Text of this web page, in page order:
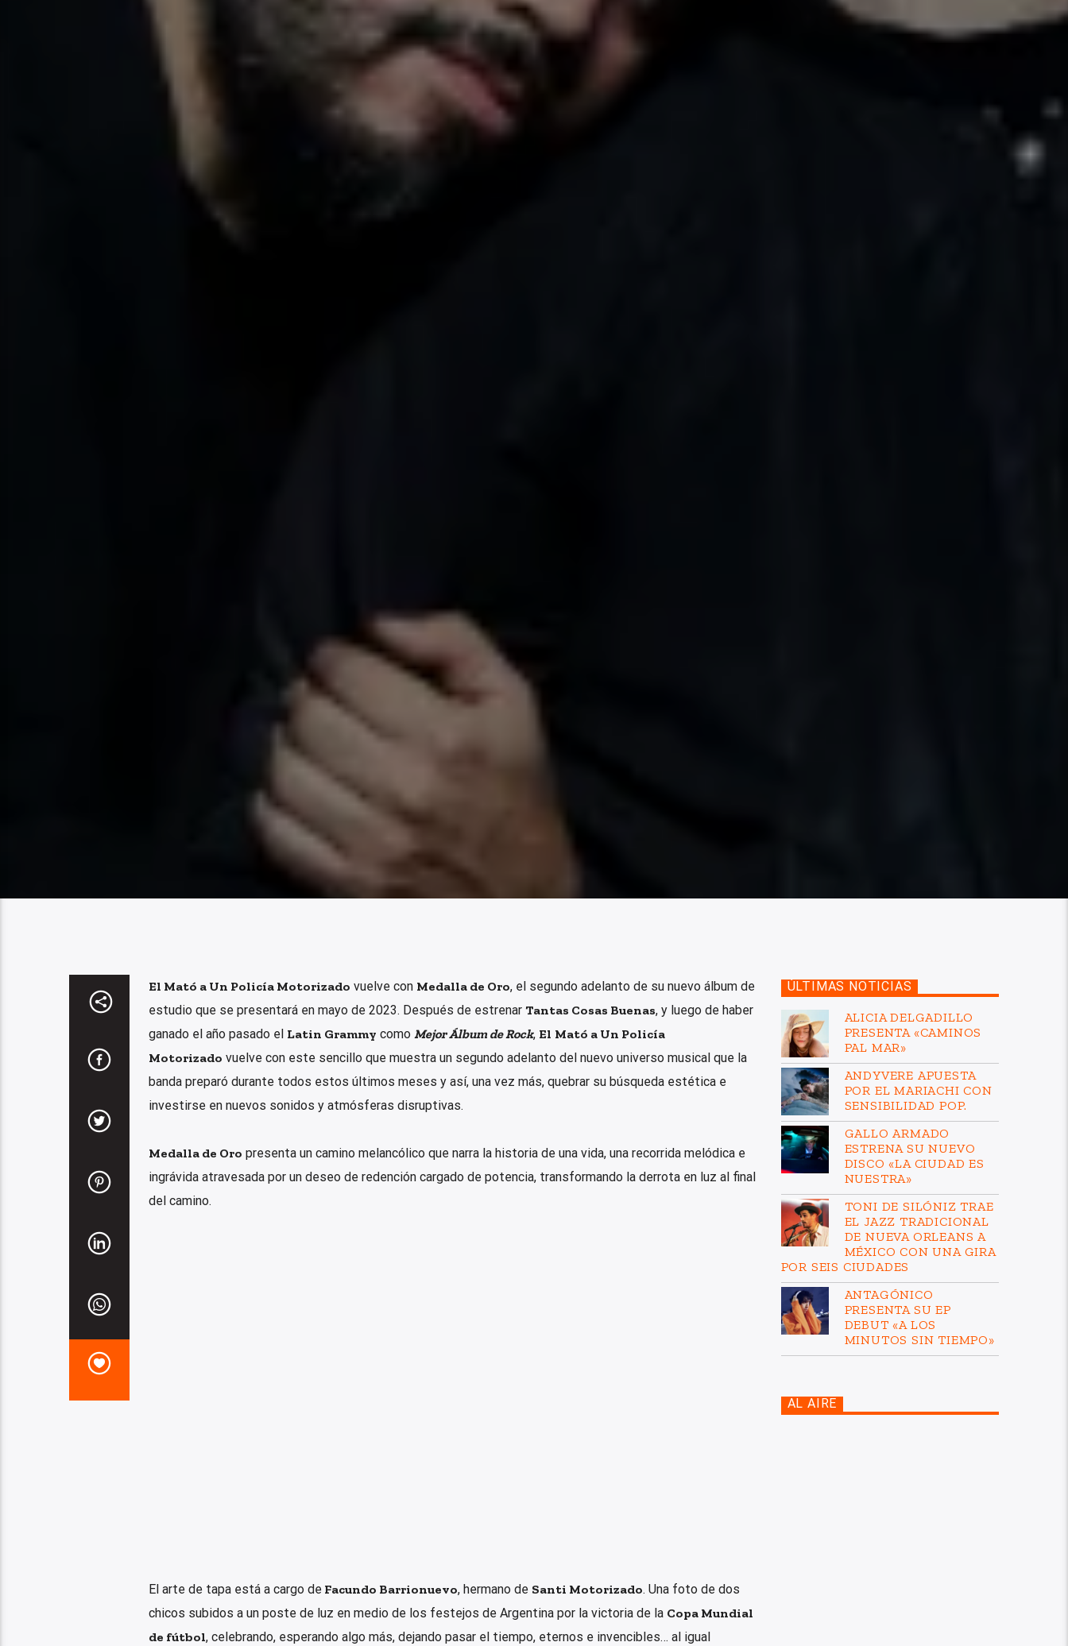
El Mató a Un Policía Motorizado vuelve con Medalla de Oro, el segundo adelanto de su nuevo álbum de
estudio que se presentará en mayo de 2023. Después de estrenar Tantas Cosas Buenas, y luego de haber
ganado el año pasado el Latin Grammy como Mejor Álbum de Rock, El Mató a Un Policía
Motorizado vuelve con este sencillo que muestra un segundo adelanto del nuevo universo musical que la
banda preparó durante todos estos últimos meses y así, una vez más, quebrar su búsqueda estética e
investirse en nuevos sonidos y atmósferas disruptivas.
Medalla de Oro presenta un camino melancólico que narra la historia de una vida, una recorrida melódica e
ingrávida atravesada por un deseo de redención cargado de potencia, transformando la derrota en luz al final
del camino.
El arte de tapa está a cargo deFacundo Barrionuevo, hermano de Santi Motorizado. Una foto de dos
chicos subidos a un poste de luz en medio de los festejos de Argentina por la victoria de la Copa Mundial
de fútbol, celebrando, esperando algo más, dejando pasar el tiempo, eternos e invencibles… al igual
ÚLTIMAS NOTICIAS
ALICIA DELGADILLO
PRESENTA «CAMINOS
PAL MAR»
ANDYVERE APUESTA
POR EL MARIACHI CON
SENSIBILIDAD POP.
GALLO ARMADO
ESTRENA SU NUEVO
DISCO «LA CIUDAD ES
NUESTRA»
TONI DE SILÓNIZ TRAE
EL JAZZ TRADICIONAL
DE NUEVA ORLEANS A
MÉXICO CON UNA GIRA
POR SEIS CIUDADES
ANTAGÓNICO
PRESENTA SU EP
DEBUT «A LOS
MINUTOS SIN TIEMPO»
AL AIRE